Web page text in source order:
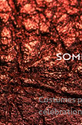
Costumes